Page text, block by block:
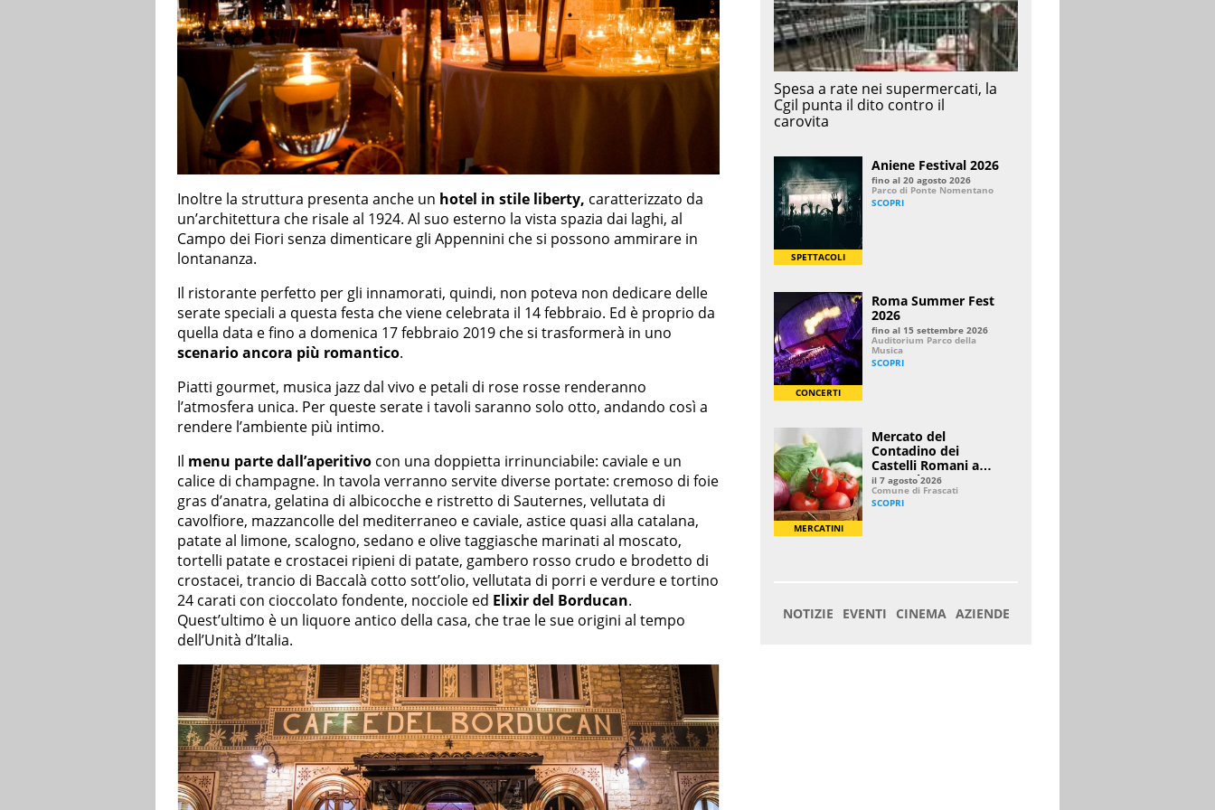
Inoltre la struttura presenta anche un hotel in stile liberty, caratterizzato da
un’architettura che risale al 1924. Al suo esterno la vista spazia dai laghi, al
Campo dei Fiori senza dimenticare gli Appennini che si possono ammirare in
lontananza.
Il ristorante perfetto per gli innamorati, quindi, non poteva non dedicare delle
serate speciali a questa festa che viene celebrata il 14 febbraio. Ed è proprio da
quella data e fino a domenica 17 febbraio 2019 che si trasformerà in uno
scenario ancora più romantico.
Piatti gourmet, musica jazz dal vivo e petali di rose rosse renderanno
l’atmosfera unica. Per queste serate i tavoli saranno solo otto, andando così a
rendere l’ambiente più intimo.
Il menu parte dall’aperitivo con una doppietta irrinunciabile: caviale e un
calice di champagne. In tavola verranno servite diverse portate: cremoso di foie
gras d’anatra, gelatina di albicocche e ristretto di Sauternes, vellutata di
cavolfiore, mazzancolle del mediterraneo e caviale, astice quasi alla catalana,
patate al limone, scalogno, sedano e olive taggiasche marinati al moscato,
tortelli patate e crostacei ripieni di patate, gambero rosso crudo e brodetto di
crostacei, trancio di Baccalà cotto sott’olio, vellutata di porri e verdure e tortino
24 carati con cioccolato fondente, nocciole ed Elixir del Borducan.
Quest’ultimo è un liquore antico della casa, che trae le sue origini al tempo
dell’Unità d’Italia.